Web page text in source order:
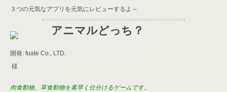
３つの元気なアプリを元気にレビューするよ～
アニマルどっち？
開発: fuate Co., LTD.
様
肉食動物、草食動物を素早く仕分けるゲームです。